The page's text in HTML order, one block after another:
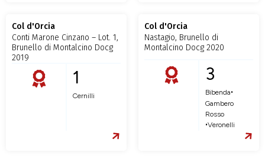
Col d'Orcia
Conti Marone Cinzano – Lot. 1,
Brunello di Montalcino Docg
2019
1
Cernilli
Col d'Orcia
Nastagio, Brunello di
Montalcino Docg 2020
3
Bibenda•
Gambero
Rosso
•Veronelli